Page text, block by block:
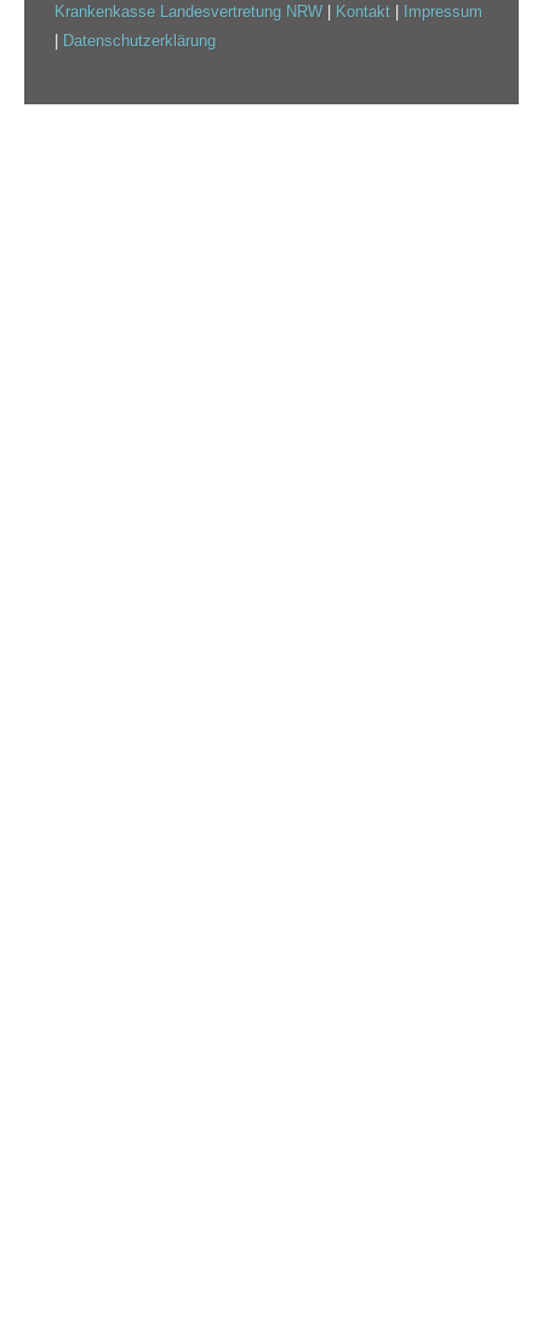
Krankenkasse Landesvertretung NRW
Kontakt
Impressum
Datenschutzerklärung